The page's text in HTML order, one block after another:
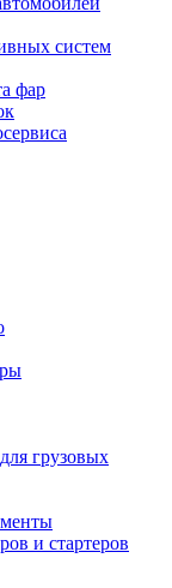
систем
фар
грузовых
и стартеров